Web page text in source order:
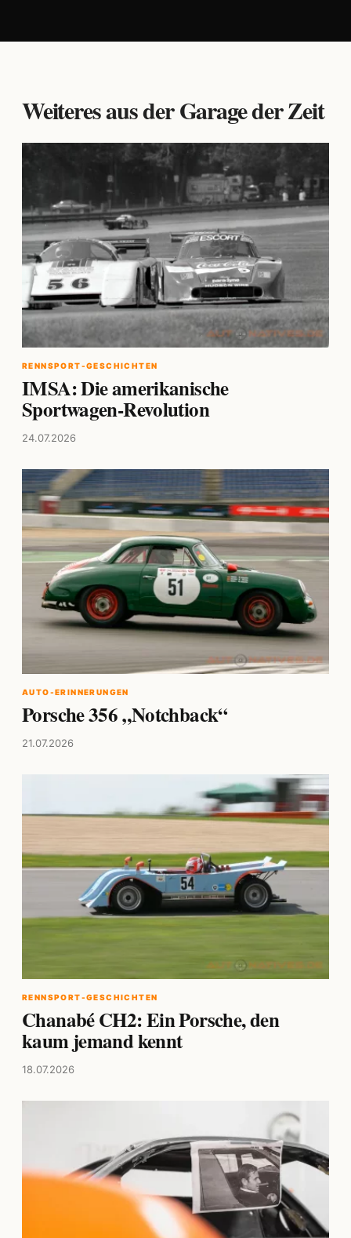
Weiteres aus der Garage der Zeit
RENNSPORT-GESCHICHTEN
IMSA: Die amerikanische
Sportwagen-Revolution
24.07.2026
AUTO-ERINNERUNGEN
Porsche 356 „Notchback“
21.07.2026
RENNSPORT-GESCHICHTEN
Chanabé CH2: Ein Porsche, den
kaum jemand kennt
18.07.2026